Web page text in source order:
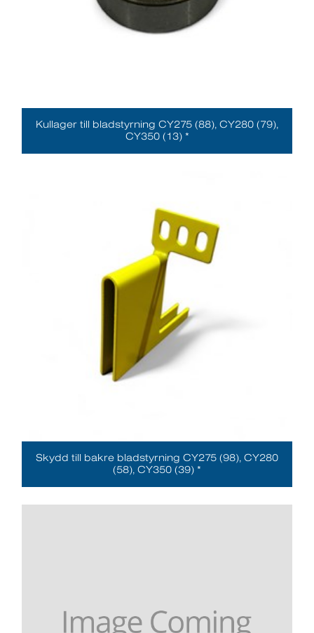
Kullager till bladstyrning CY275 (88), CY280 (79),
CY350 (13) *
Skydd till bakre bladstyrning CY275 (98), CY280
(58), CY350 (39) *